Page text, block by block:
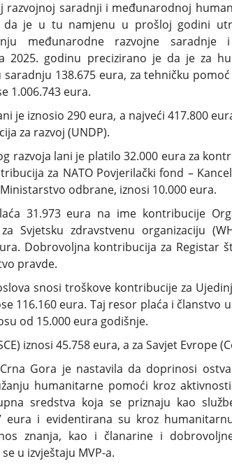
razvojnoj saradnji i međunarodnoj
da je u tu namjenu u prošloj godini
međunarodne razvojne saradnje
2025. godinu precizirano je da je za
saradnju 138.675 eura, za tehničku
1.006.743 eura.
je iznosio 290 eura, a najveći 417.800
za razvoj (UNDP).
razvoja lani je platilo 32.000 eura za
za NATO Povjerilački fond –
odbrane, iznosi 10.000 eura.
31.973 eura na ime kontribucije
Svjetsku zdravstvenu organizaciju
Dobrovoljna kontribucija za Registar
pravde.
snosi troškove kontribucije za
116.160 eura. Taj resor plaća i članstvo
od 15.000 eura godišnje.
iznosi 45.758 eura, a za Savjet Evrope
Gora je nastavila da doprinosi
humanitarne pomoći kroz
sredstva koja se priznaju kao
eura i evidentirana su kroz
znanja, kao i članarine i
u izvještaju MVP-a.